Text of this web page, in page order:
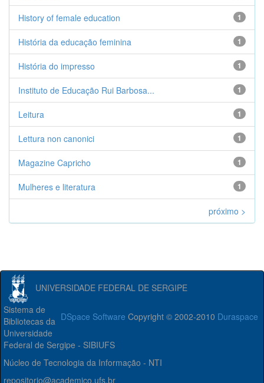
1
History of female education
1
História da educação feminina
1
História do impresso
1
Instituto de Educação Rui Barbosa...
1
Leitura
1
Lettura non canonici
1
Magazine Capricho
1
Mulheres e literatura
próximo >
UNIVERSIDADE FEDERAL DE SERGIPE
DSpace Software Copyright © 2002-2010 Duraspace
Sistema de
Bibliotecas da
Universidade
Federal de Sergipe - SIBIUFS
Núcleo de Tecnologia da Informação - NTI
repositorio@academico.ufs.br